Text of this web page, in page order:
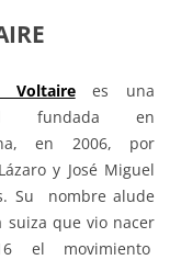
Voltairees una
fundada en
en 2006, por
y José Miguel
Su nombre alude
suiza que vio nacer
el movimiento